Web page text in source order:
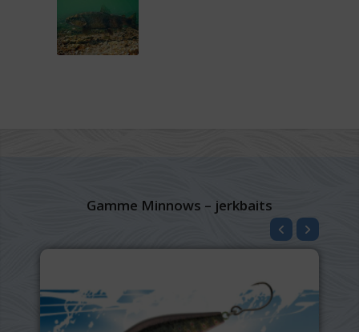
Gamme Minnows – jerkbaits